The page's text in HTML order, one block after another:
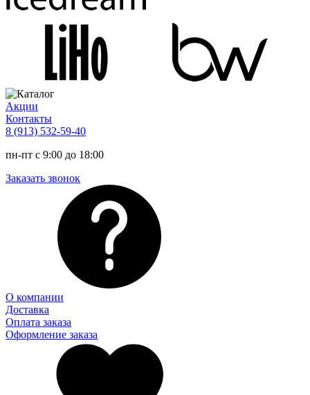
Акции
Контакты
8 (913) 532-59-40
пн-пт с 9:00 до 18:00
Заказать звонок
О компании
Доставка
Оплата заказа
Оформление заказа